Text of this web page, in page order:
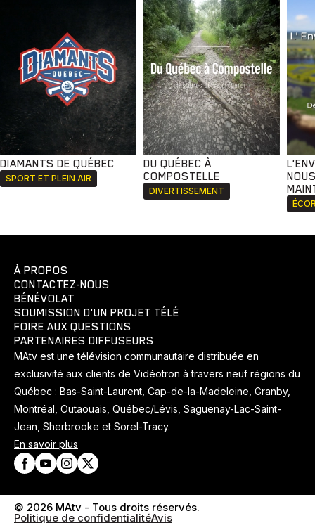
DIAMANTS DE QUÉBEC
SPORT ET PLEIN AIR
DU QUÉBEC À
COMPOSTELLE
DIVERTISSEMENT
À PROPOS
CONTACTEZ-NOUS
BÉNÉVOLAT
SOUMISSION D'UN PROJET TÉLÉ
FOIRE AUX QUESTIONS
PARTENAIRES DIFFUSEURS
MAtv est une télévision communautaire distribuée en
exclusivité aux clients de Vidéotron à travers neuf régions du
Québec : Bas-Saint-Laurent, Cap-de-la-Madeleine, Granby,
Montréal, Outaouais, Québec/Lévis, Saguenay-Lac-Saint-
Jean, Sherbrooke et Sorel-Tracy.
En savoir plus
© 2026 MAtv - Tous droits réservés.
Politique de confidentialitéAvis